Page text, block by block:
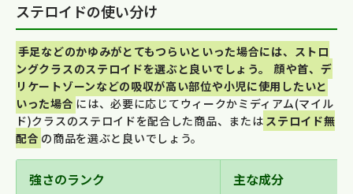
ステロイドの使い分け
手足などのかゆみがとてもつらいといった場合には、ストロ
ングクラスのステロイドを選ぶと良いでしょう。
顔や首、デ
リケートゾーンなどの吸収が高い部位や小児に使用したいと
いった場合 には、必要に応じてウィークかミディアム(マイル
ド)クラスのステロイドを配合した商品、または ステロイド無
配合 の商品を選ぶと良いでしょう。
強さのランク 主な成分